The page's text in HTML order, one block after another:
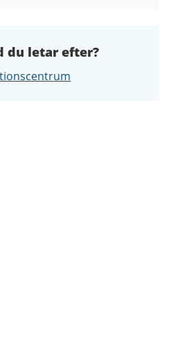
du letar efter?